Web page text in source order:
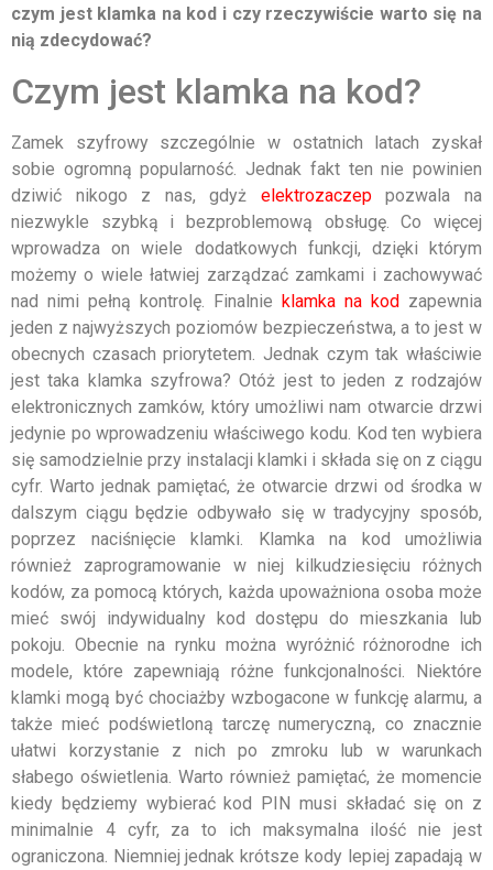
czym jest klamka na kod i czy rzeczywiście warto się na
nią zdecydować?
Czym jest klamka na kod?
Zamek szyfrowy szczególnie w ostatnich latach zyskał
sobie ogromną popularność. Jednak fakt ten nie powinien
dziwić nikogo z nas, gdyż elektrozaczep
pozwala na
niezwykle szybką i bezproblemową obsługę. Co więcej
wprowadza on wiele dodatkowych funkcji, dzięki którym
możemy o wiele łatwiej zarządzać zamkami i zachowywać
nad nimi pełną kontrolę. Finalnie klamka na kod zapewnia
jeden z najwyższych poziomów bezpieczeństwa, a to jest w
obecnych czasach priorytetem. Jednak czym tak właściwie
jest taka klamka szyfrowa? Otóż jest to jeden z rodzajów
elektronicznych zamków, który umożliwi nam otwarcie drzwi
jedynie po wprowadzeniu właściwego kodu. Kod ten wybiera
się samodzielnie przy instalacji klamki i składa się on z ciągu
cyfr. Warto jednak pamiętać, że otwarcie drzwi od środka w
dalszym ciągu będzie odbywało się w tradycyjny sposób,
poprzez naciśnięcie klamki. Klamka na kod umożliwia
również zaprogramowanie w niej kilkudziesięciu różnych
kodów, za pomocą których, każda upoważniona osoba może
mieć swój indywidualny kod dostępu do mieszkania lub
pokoju. Obecnie na rynku można wyróżnić różnorodne ich
modele, które zapewniają różne funkcjonalności. Niektóre
klamki mogą być chociażby wzbogacone w funkcję alarmu, a
także mieć podświetloną tarczę numeryczną, co znacznie
ułatwi korzystanie z nich po zmroku lub w warunkach
słabego oświetlenia. Warto również pamiętać, że momencie
kiedy będziemy wybierać kod PIN musi składać się on z
minimalnie 4 cyfr, za to ich maksymalna ilość nie jest
ograniczona. Niemniej jednak krótsze kody lepiej zapadają w